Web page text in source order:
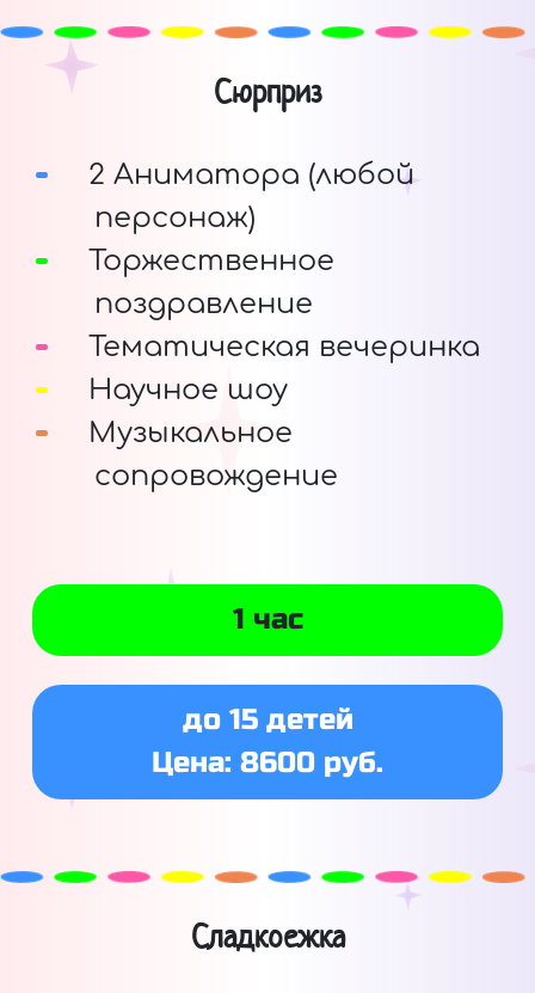
Сюрприз
2 Аниматора (любой
персонаж)
Торжественное
поздравление
Тематическая вечеринка
Научное шоу
Музыкальное
сопровождение
1 час
до 15 детей
Цена: 8600 руб.
Сладкоежка